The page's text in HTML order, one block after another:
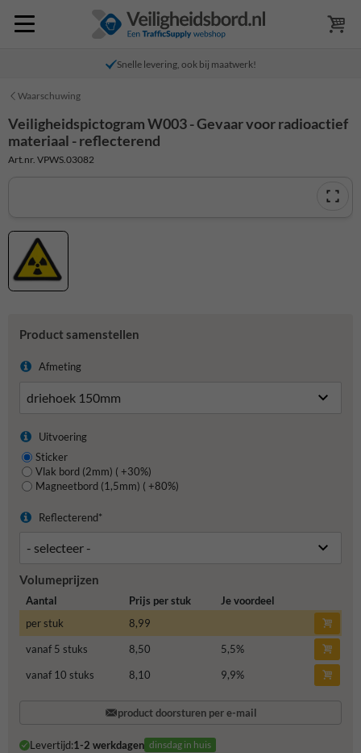
Snelle levering, ook bij maatwerk!
Waarschuwing
Veiligheidspictogram W003 - Gevaar voor radioactief
materiaal - reflecterend
Art.nr. VPWS.03082
Product samenstellen
Afmeting
Uitvoering
Sticker
Vlak bord (2mm) ( +30%)
Magneetbord (1,5mm) ( +80%)
Reflecterend*
Volumeprijzen
Aantal Prijs per stuk
Je voordeel
per stuk
8,99
vanaf 5 stuks
8,50 5,5%
vanaf 10 stuks
8,10 9,9%
product doorsturen per e-mail
Levertijd:1-2 werkdagen dinsdag in huis